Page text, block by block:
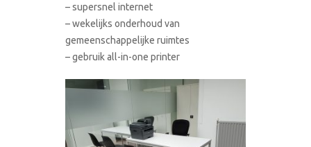
– supersnel internet
– wekelijks onderhoud van
gemeenschappelijke ruimtes
– gebruik all-in-one printer